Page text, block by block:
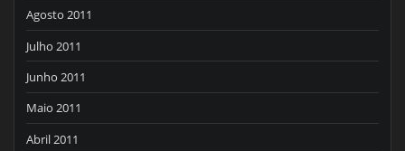
Agosto 2011
Julho 2011
Junho 2011
Maio 2011
Abril 2011